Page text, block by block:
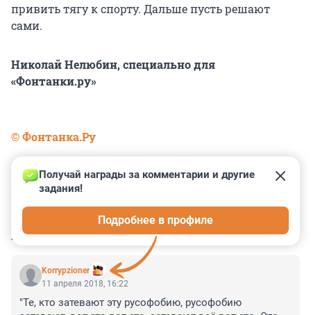
привить тягу к спорту. Дальше пусть решают
сами.
Николай Нелюбин, специально для
«Фонтанки.ру»
© Фонтанка.Ру
КОММЕНТАРИИ 22
Korrypzioner
Получай награды за комментарии и другие
задания!
Подробнее в профиле
11 апреля 2018, 16:22
"Те, кто затевают эту русофобию, русофобию